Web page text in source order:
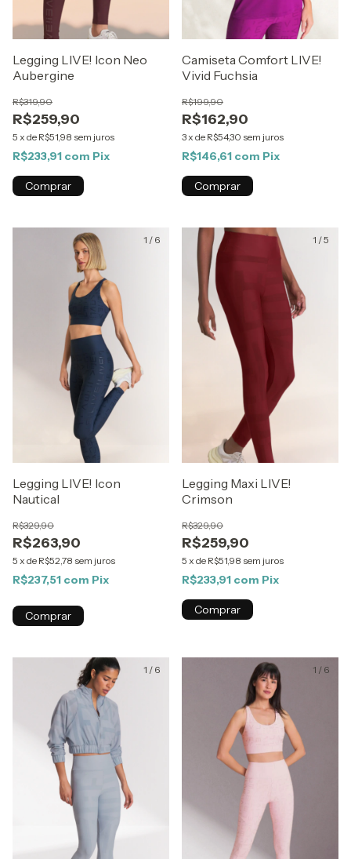
Legging LIVE! Icon Neo
Aubergine
R$259,90
R$319,90
5 x de R$51,98 sem juros
R$233,91 com Pix
Comprar
Camiseta Comfort LIVE!
Vivid Fuchsia
R$162,90
R$199,90
3x de R$54,30 sem juros
R$146,61 com Pix
Comprar
1 / 6
Legging LIVE! Icon
Nautical
R$263,90
R$329,90
5 x de R$52,78 sem juros
R$237,51 com Pix
Comprar
1 /5
Legging Maxi LIVE!
Crimson
R$259,90
R$329,90
5 x de R$51,98 sem juros
R$233,91 com Pix
Comprar
1 / 6 1 / 6